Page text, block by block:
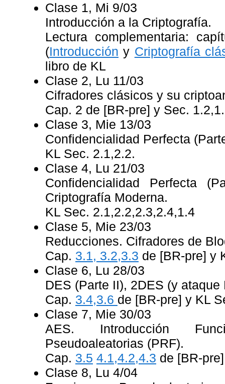
Clase 1, Mi 9/03
Introducción a la Criptografía.
Lectura complementaria:
(Introducción y Criptografía
libro de KL
Clase 2, Lu 11/03
Cifradores clásicos y su
Cap. 2 de [BR-pre] y Sec.
Clase 3, Mie 13/03
Confidencialidad Perfecta
KL Sec. 2.1,2.2.
Clase 4, Lu 21/03
Confidencialidad Perfecta
Criptografía Moderna.
KL Sec. 2.1,2.2,2.3,2.4,1.4
Clase 5, Mie 23/03
Reducciones. Cifradores de
Cap. 3.1, 3.2,3.3 de [BR-pre] y
Clase 6, Lu 28/03
DES (Parte II), 2DES (y
Cap. 3.4,3.6 de [BR-pre] y KL
Clase 7, Mie 30/03
AES. Introducción
Pseudoaleatorias (PRF).
Cap. 3.5 4.1,4.2,4.3 de [BR-
Clase 8, Lu 4/04